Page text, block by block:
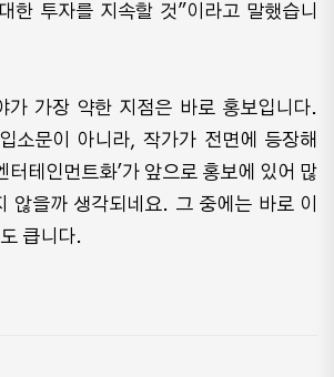
한 투자를 지속할 것"이라고 말했습니
가 가장 약한 지점은 바로 홍보입니다.
소문이 아니라, 작가가 전면에 등장해
터테인먼트화'가 앞으로 홍보에 있어 많
않을까 생각되네요. 그 중에는 바로 이
큽니다.